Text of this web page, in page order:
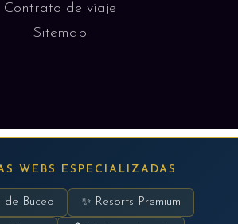
Contrato de viaje
Sitemap
WEBS ESPECIALIZADAS
de Buceo ✨ Resorts Premium